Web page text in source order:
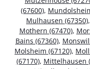
(67600),
Mulhausen (67350),
Mothern (67470),
Bains (67360),
Molsheim (67120),
(67170), Mittelhausen